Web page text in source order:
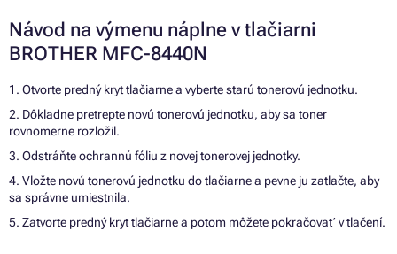
Návod na výmenu náplne v tlačiarni
BROTHER MFC-8440N
1. Otvorte predný kryt tlačiarne a vyberte starú tonerovú jednotku.
2. Dôkladne pretrepte novú tonerovú jednotku, aby sa toner
rovnomerne rozložil.
3. Odstráňte ochrannú fóliu z novej tonerovej jednotky.
4. Vložte novú tonerovú jednotku do tlačiarne a pevne ju zatlačte, aby
sa správne umiestnila.
5. Zatvorte predný kryt tlačiarne a potom môžete pokračovať v tlačení.